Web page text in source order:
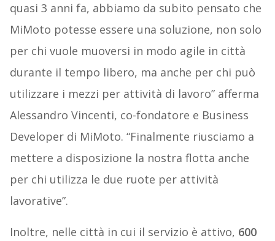
quasi 3 anni fa, abbiamo da subito pensato che
MiMoto potesse essere una soluzione, non solo
per chi vuole muoversi in modo agile in città
durante il tempo libero, ma anche per chi può
utilizzare i mezzi per attività di lavoro” afferma
Alessandro Vincenti, co-fondatore e Business
Developer di MiMoto. “Finalmente riusciamo a
mettere a disposizione la nostra flotta anche
per chi utilizza le due ruote per attività
lavorative”.
Inoltre, nelle città in cui il servizio è attivo, 600